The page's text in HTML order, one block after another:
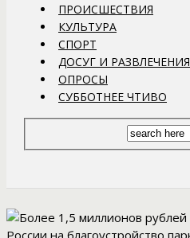
ПРОИСШЕСТВИЯ
КУЛЬТУРА
СПОРТ
ДОСУГ И РАЗВЛЕЧЕНИЯ
ОПРОСЫ
СУББОТНЕЕ ЧТИВО